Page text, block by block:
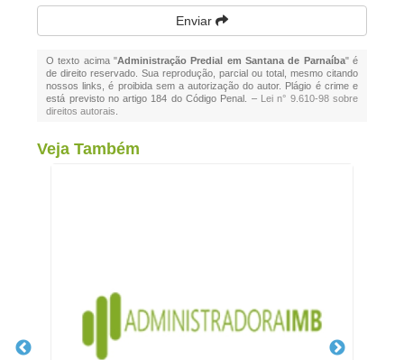
Enviar
O texto acima "Administração Predial em Santana de Parnaíba" é
de direito reservado. Sua reprodução, parcial ou total, mesmo citando
nossos links, é proibida sem a autorização do autor. Plágio é crime e
está previsto no artigo 184 do Código Penal. – Lei n° 9.610-98 sobre
direitos autorais
Veja Também